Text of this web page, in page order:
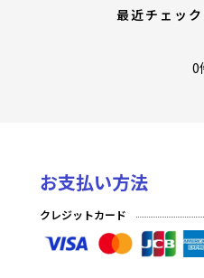
最近チェッ
0
お支払い方法
クレジットカード